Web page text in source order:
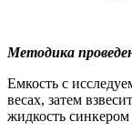
Методика
Емкость с
весах, затем
жидкость